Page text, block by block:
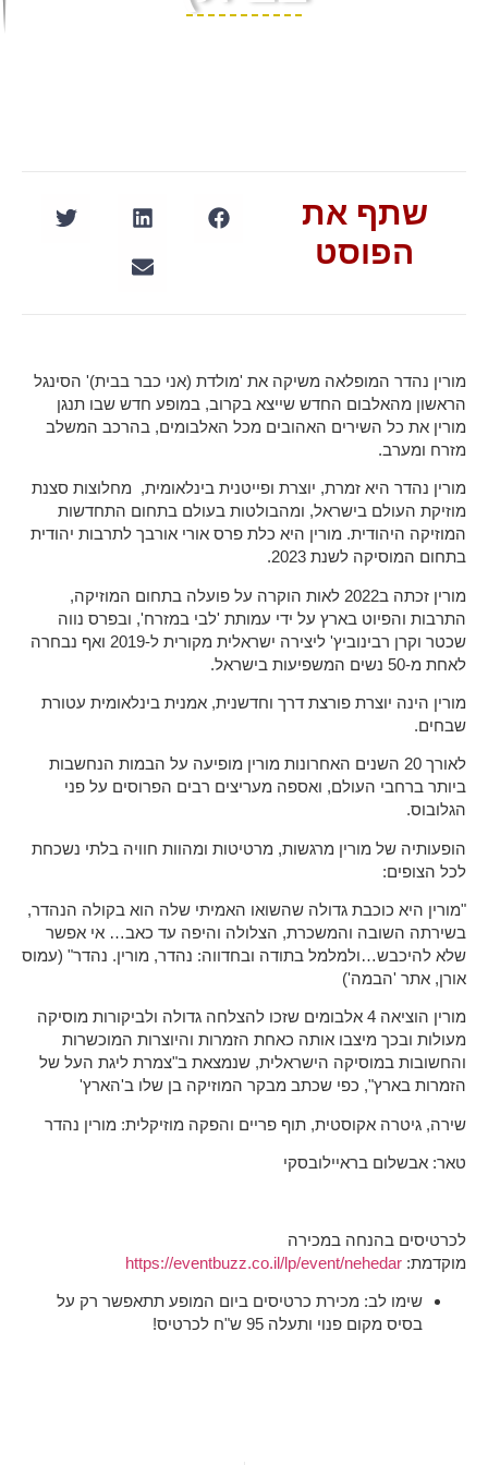
שתף את
הפוסט
מורין נהדר המופלאה משיקה את 'מולדת (אני כבר בבית)' הסינגל
הראשון מהאלבום החדש שייצא בקרוב, במופע חדש שבו תנגן
מורין את כל השירים האהובים מכל האלבומים, בהרכב המשלב
מזרח ומערב.
מורין נהדר היא זמרת, יוצרת ופייטנית בינלאומית, מחלוצות סצנת
מוזיקת העולם בישראל, ומהבולטות בעולם בתחום התחדשות
המוזיקה היהודית. מורין היא כלת פרס אורי אורבך לתרבות יהודית
בתחום המוסיקה לשנת 2023.
מורין זכתה ב2022 לאות הוקרה על פועלה בתחום המוזיקה,
התרבות והפיוט בארץ על ידי עמותת 'לבי במזרח', ובפרס נווה
שכטר וקרן רבינוביץ' ליצירה ישראלית מקורית ל-2019 ואף נבחרה
לאחת מ-50 נשים המשפיעות בישראל.
מורין הינה יוצרת פורצת דרך וחדשנית, אמנית בינלאומית עטורת
שבחים.
לאורך 20 השנים האחרונות מורין מופיעה על הבמות הנחשבות
ביותר ברחבי העולם, ואספה מעריצים רבים הפרוסים על פני
הגלובוס.
הופעותיה של מורין מרגשות, מרטיטות ומהוות חוויה בלתי נשכחת
לכל הצופים:
"מורין היא כוכבת גדולה שהשואו האמיתי שלה הוא בקולה הנהדר,
בשירתה השובה והמשכרת, הצלולה והיפה עד כאב… אי אפשר
שלא להיכבש…ולמלמל בתודה ובחדווה: נהדר, מורין. נהדר" (עמוס
אורן, אתר 'הבמה')
מורין הוציאה 4 אלבומים שזכו להצלחה גדולה ולביקורות מוסיקה
מעולות ובכך מיצבו אותה כאחת הזמרות והיוצרות המוכשרות
והחשובות במוסיקה הישראלית, שנמצאת ב"צמרת ליגת העל של
הזמרות בארץ", כפי שכתב מבקר המוזיקה בן שלו ב'הארץ'
שירה, גיטרה אקוסטית, תוף פריים והפקה מוזיקלית: מורין נהדר
טאר: אבשלום בראיילובסקי
לכרטיסים בהנחה במכירה
מוקדמת: https://eventbuzz.co.il/lp/event/nehedar
שימו לב: מכירת כרטיסים ביום המופע תתאפשר רק על
בסיס מקום פנוי ותעלה 95 ש"ח לכרטיס!